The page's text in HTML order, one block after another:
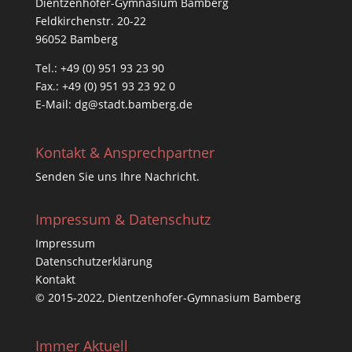
Feldkirchenstr. 20-22
96052 Bamberg
Tel.: +49 (0) 951 93 23 90
Fax.: +49 (0) 951 93 23 92 0
E-Mail: dg@stadt.bamberg.de
Kontakt & Ansprechpartner
Senden Sie uns Ihre Nachricht.
Impressum & Datenschutz
Impressum
Datenschutzerklärung
Kontakt
© 2015-2022, Dientzenhofer-Gymnasium Bamberg
Immer Aktuell